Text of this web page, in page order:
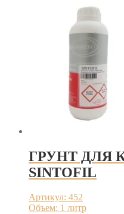
ГРУНТ ДЛЯ
SINTOFIL
Артикул: 452
Объем: 1 литр